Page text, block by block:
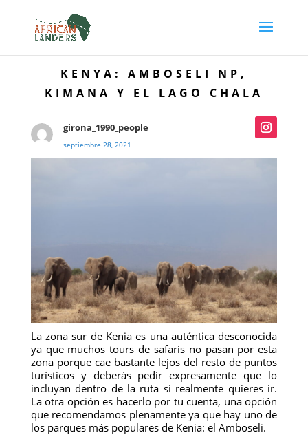
KENYA: AMBOSELI NP,
KIMANA Y EL LAGO CHALA
girona_1990_people
septiembre 28, 2021
La zona sur de Kenia es una auténtica desconocida
ya que muchos tours de safaris no pasan por esta
zona porque cae bastante lejos del resto de puntos
turísticos y deberás pedir expresamente que lo
incluyan dentro de la ruta si realmente quieres ir.
La otra opción es hacerlo por tu cuenta, una opción
que recomendamos plenamente ya que hay uno de
los parques más populares de Kenia: el Amboseli.